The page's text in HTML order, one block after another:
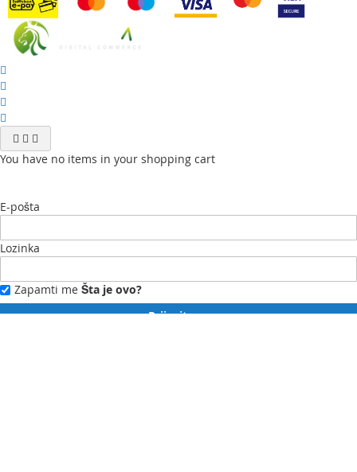
You have no items in your shopping cart
E-pošta
Lozinka
Zapamti me Šta je ovo?
Prijavite se